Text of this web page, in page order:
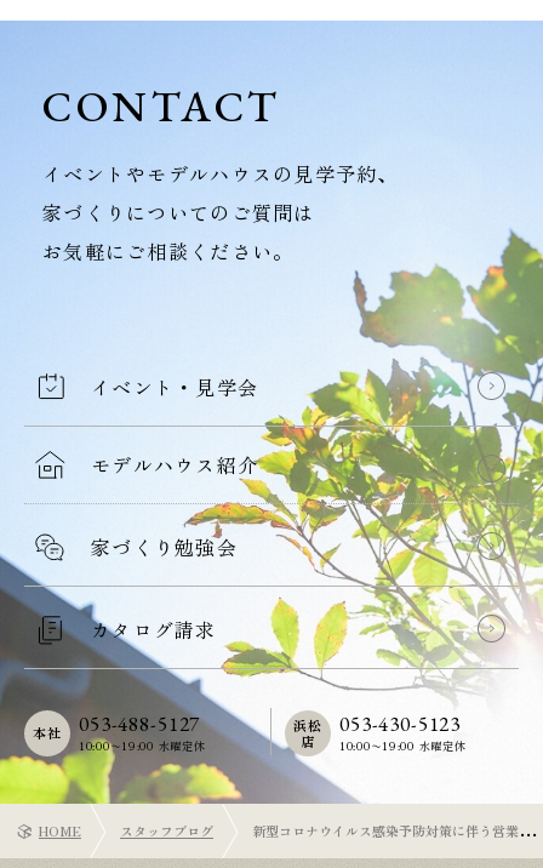
CONTACT
イベントやモデルハウスの見学予約、
家づくりについてのご質問は
お気軽にご相談ください。
イベント・見学会
モデルハウス紹介
家づくり勉強会
カタログ請求
053-488-5127
10:00〜19:00 水曜定休
本社 053-430-5123
10:00〜19:00 水曜定休
浜松
店
HOME スタッフブログ 新型コロナウイルス感染予防対策に伴う営業時